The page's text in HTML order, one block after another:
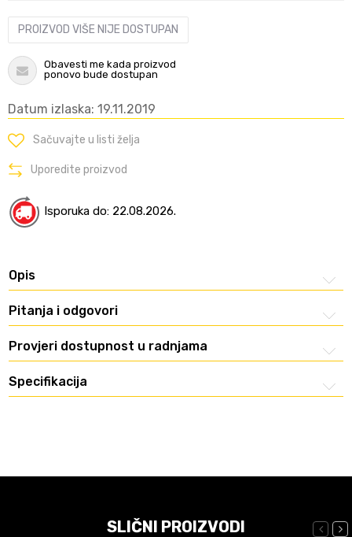
PROIZVOD VIŠE NIJE DOSTUPAN
Obavesti me kada proizvod
ponovo bude dostupan
Datum izlaska: 19.11.2019
Sačuvajte u listi želja
Uporedite proizvod
Isporuka do: 22.08.2026.
Opis
Pitanja i odgovori
Provjeri dostupnost u radnjama
Specifikacija
SLIČNI PROIZVODI